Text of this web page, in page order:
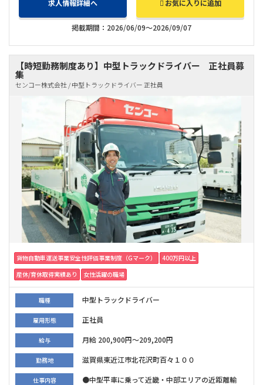
求人情報詳細へ お気に入りに追加
掲載期間：2026/06/09～2026/09/07
【時短勤務制度あり】中型トラックドライバー 正社員募
集
センコー株式会社 / 中型トラックドライバー 正社員
貨物自動車運送事業安全性評価事業制度（Gマーク）
400万円以上
産休/育休取得実績あり
女性活躍の職場
職種 中型トラックドライバー
雇用形態 正社員
給与 月給 200,900円～209,200円
勤務地 滋賀県東近江市北花沢町百々１００
仕事内容
●中型平車に乗って近畿・中部エリアの近距離輸